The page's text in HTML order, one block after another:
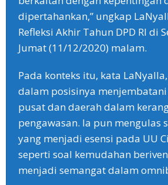
dipertahankan,” ungkap
Refleksi Akhir Tahun DPD RI di
Jumat (11/12/2020) malam.
Pada konteks itu, kata
dalam posisinya
pusat dan daerah dalam
pengawasan. Ia pun mengulas
yang menjadi esensi pada UU
seperti soal kemudahan
menjadi semangat dalam